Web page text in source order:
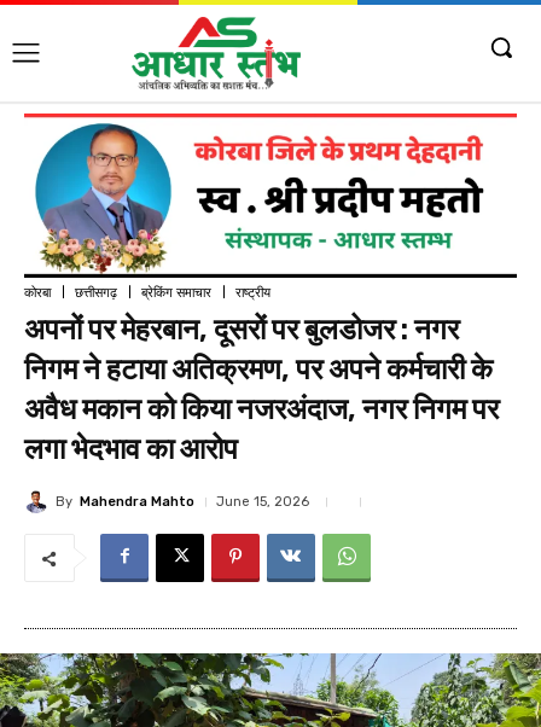
कोरबा छत्तीसगढ़ ब्रेकिंग समाचार राष्ट्रीय
अपनों पर मेहरबान, दूसरों पर बुलडोजर : नगर
निगम ने हटाया अतिक्रमण, पर अपने कर्मचारी के
अवैध मकान को किया नजरअंदाज, नगर निगम पर
लगा भेदभाव का आरोप
By Mahendra Mahto June 15, 2026